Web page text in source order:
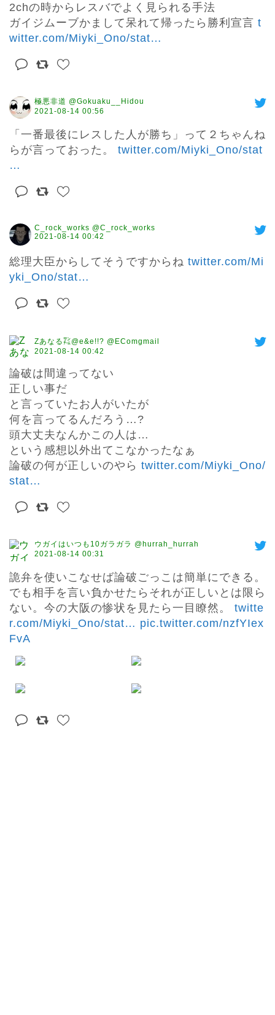
2chの時からレスバでよく見られる手法
ガイジムーブかまして呆れて帰ったら勝利宣言 t
witter.com/Miyki_Ono/stat…
極悪非道 @Gokuaku__Hidou
2021-08-14 00:56
「一番最後にレスした人が勝ち」って２ちゃんね
らが言っておった。 twitter.com/Miyki_Ono/stat
…
C_rock_works @C_rock_works
2021-08-14 00:42
総理大臣からしてそうですからね twitter.com/Mi
yki_Ono/stat…
Zあなる㌠@e&e!!? @EComgmail
2021-08-14 00:42
論破は間違ってない
正しい事だ
と言っていたお人がいたが
何を言ってるんだろう…?
頭大丈夫なんかこの人は…
という感想以外出てこなかったなぁ
論破の何が正しいのやら twitter.com/Miyki_Ono/
stat…
ウガイはいつも10ガラガラ @hurrah_hurrah
2021-08-14 00:31
詭弁を使いこなせば論破ごっこは簡単にできる。
でも相手を言い負かせたらそれが正しいとは限ら
ない。今の大阪の惨状を見たら一目瞭然。 twitte
r.com/Miyki_Ono/stat… pic.twitter.com/nzfYIex
FvA